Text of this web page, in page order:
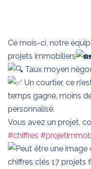
Ce mois-ci, notre
projets immobiliers
Taux moyen
Un courtier, ce
temps gagné, moins
personnalisé.
Vous avez un projet,
#chiffres